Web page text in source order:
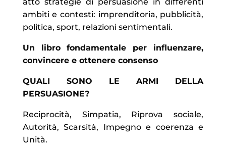
ambiti e contesti: imprenditoria, pubblicità,
politica, sport, relazioni sentimentali.
Un libro fondamentale per influenzare,
convincere e ottenere consenso
QUALI SONO LE ARMI DELLA
PERSUASIONE?
Reciprocità, Simpatia, Riprova sociale,
Autorità, Scarsità, Impegno e coerenza e
Unità.